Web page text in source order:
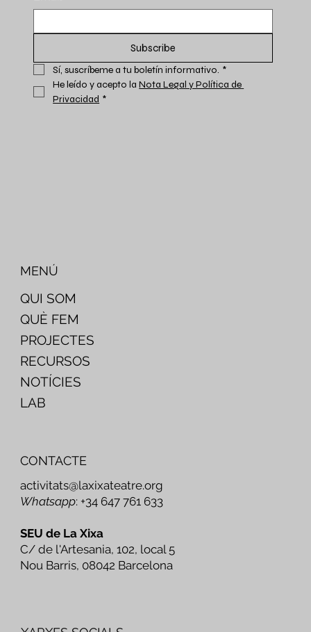
Subscribe
Sí, suscríbeme a tu boletín informativo. *
He leído y acepto la Nota Legal y Política de
Privacidad *
QUI SOM
QUÈ FEM
PROJECTES
RECURSOS
NOTÍCIES
LAB
MENÚ
CONTACTE
activitats@laxixateatre.org
Whatsapp: +34 647 761 633
SEU de La Xixa
C/ de l'Artesania, 102, local 5
Nou Barris, 08042 Barcelona